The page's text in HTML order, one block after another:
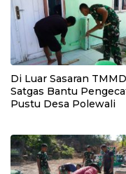
Di Luar Sasaran
Satgas Bantu
Pustu Desa Polewali